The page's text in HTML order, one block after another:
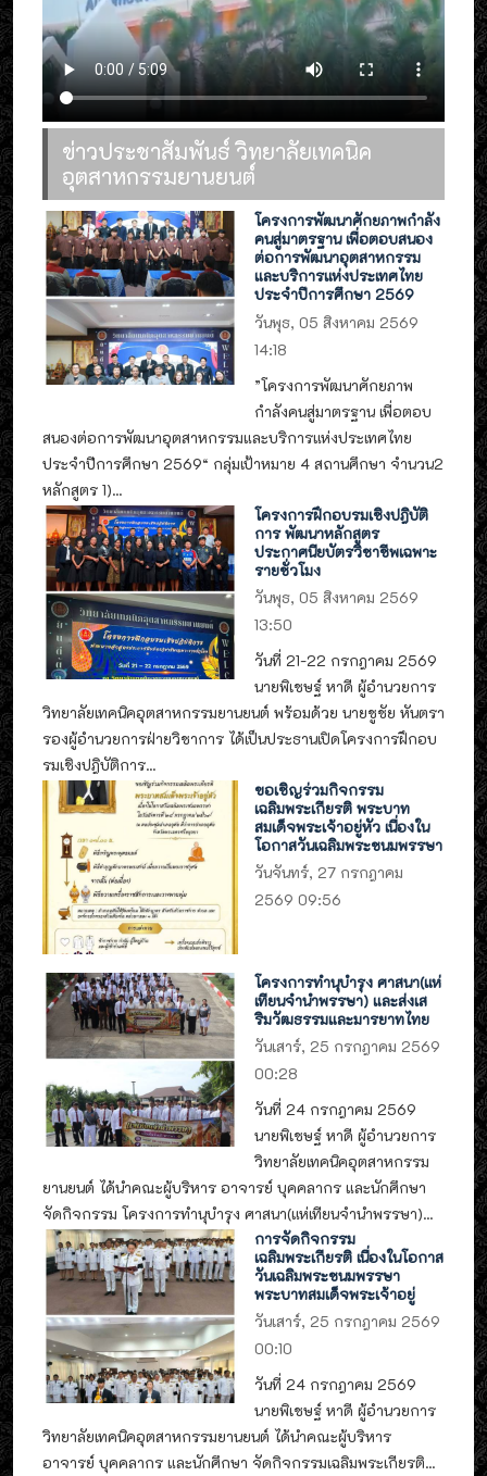
ข่าวประชาสัมพันธ์ วิทยาลัยเทคนิค
อุตสาหกรรมยานยนต์
โครงการพัฒนาศักยภาพกำลัง
คนสู่มาตรฐาน เพื่อตอบสนอง
ต่อการพัฒนาอุตสาหกรรม
และบริการแห่งประเทศไทย
ประจำปีการศึกษา 2569
วันพุธ, 05 สิงหาคม 2569
14:18
”โครงการพัฒนาศักยภาพ
กำลังคนสู่มาตรฐาน เพื่อตอบ
สนองต่อการพัฒนาอุตสาหกรรมและบริการแห่งประเทศไทย
ประจำปีการศึกษา 2569“ กลุ่มเป้าหมาย 4 สถานศึกษา จำนวน2
หลักสูตร 1)...
โครงการฝึกอบรมเชิงปฎิบัติ
การ พัฒนาหลักสูตร
ประกาศนียบัตรวิชาชีพเฉพาะ
รายชั่วโมง
วันพุธ, 05 สิงหาคม 2569
13:50
วันที่ 21-22 กรกฎาคม 2569
นายพิเชษฐ์ หาดี ผู้อำนวยการ
วิทยาลัยเทคนิคอุตสาหกรรมยานยนต์ พร้อมด้วย นายชูชัย หันตรา
รองผู้อำนวยการฝ่ายวิชาการ ได้เป็นประธานเปิดโครงการฝึกอบ
รมเชิงปฎิบัติการ...
ขอเชิญร่วมกิจกรรม
เฉลิมพระเกียรติ พระบาท
สมเด็จพระเจ้าอยู่หัว เนื่องใน
โอกาสวันเฉลิมพระชนมพรรษา
วันจันทร์, 27 กรกฎาคม
2569 09:56
โครงการทำนุบำรุง ศาสนา(แห่
เทียนจำนำพรรษา) และส่งเส
ริมวัฒธรรมและมารยาทไทย
วันเสาร์, 25 กรกฎาคม 2569
00:28
วันที่ 24 กรกฎาคม 2569
นายพิเชษฐ์ หาดี ผู้อำนวยการ
วิทยาลัยเทคนิคอุตสาหกรรม
ยานยนต์ ได้นำคณะผู้บริหาร อาจารย์ บุคคลากร และนักศึกษา
จัดกิจกรรม โครงการทำนุบำรุง ศาสนา(แห่เทียนจำนำพรรษา)...
การจัดกิจกรรม
เฉลิมพระเกียรติ เนื่องในโอกาส
วันเฉลิมพระชนมพรรษา
พระบาทสมเด็จพระเจ้าอยู่
วันเสาร์, 25 กรกฎาคม 2569
00:10
วันที่ 24 กรกฎาคม 2569
นายพิเชษฐ์ หาดี ผู้อำนวยการ
วิทยาลัยเทคนิคอุตสาหกรรมยานยนต์ ได้นำคณะผู้บริหาร
อาจารย์ บุคคลากร และนักศึกษา จัดกิจกรรมเฉลิมพระเกียรติ...